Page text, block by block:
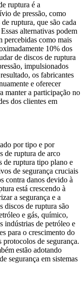
ruptura é a
de pressão, como
ruptura, que são cada
alternativas podem
percebidas como mais
10% dos
de discos de ruptura
impulsionados
os fabricantes
e oferecer
manter a participação no
dos clientes em
por tipo e por
de ruptura de arco
de ruptura tipo plano e
de segurança cruciais
contra danos devido à
está crescendo à
a segurança e a
discos de ruptura são
e gás, químico,
indústrias de petróleo e
para o crescimento do
de segurança.
estão adotando
segurança em sistemas